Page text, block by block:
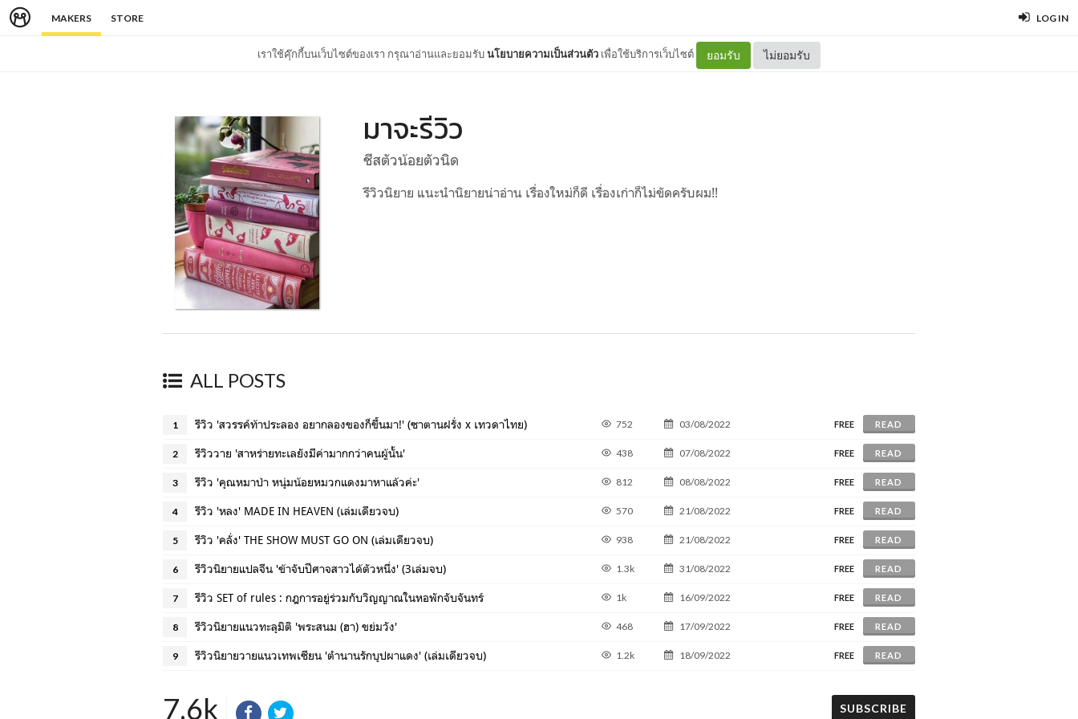
MAKERS STORE LOG IN
เราใช้คุ๊กกี้บนเว็บไซต์ของเรา กรุณาอ่านและยอมรับนโยบายความเป็นส่วนตัว เพื่อใช้บริการเว็บไซต์ ยอมรับ ไม่ยอมรับ
มาจะรีวิว
ชีสตัวน้อยตัวนิด
รีวิวนิยาย แนะนำนิยายน่าอ่าน เรื่องใหม่ก็ดี เรื่องเก่าก็ไม่ขัดครับผม!!
ALL POSTS
1 รีวิว 'สวรรค์ท้าประลอง อยากลองของก็ขึ้นมา!' (ซาตานฝรั่ง x เทวดาไทย) 752 03/08/2022 FREE READ
2 รีวิววาย 'สาหร่ายทะเลยังมีค่ามากกว่าคนผู้นั้น' 438 07/08/2022 FREE READ
3 รีวิว 'คุณหมาป่า หนุ่มน้อยหมวกแดงมาหาแล้วค่ะ' 812 08/08/2022 FREE READ
4 รีวิว 'หลง' MADE IN HEAVEN (เล่มเดียวจบ) 570 21/08/2022 FREE READ
5 รีวิว 'คลั่ง' THE SHOW MUST GO ON (เล่มเดียวจบ) 938 21/08/2022 FREE READ
6 รีวิวนิยายแปลจีน 'ข้าจับปีศาจสาวได้ตัวหนึ่ง' (3เล่มจบ) 1.3k 31/08/2022 FREE READ
7 รีวิว SET of rules : กฎการอยู่ร่วมกับวิญญาณในหอพักจับจันทร์ 1k 16/09/2022 FREE READ
8 รีวิวนิยายแนวทะลุมิติ 'พระสนม (ฮา) ขย่มวัง' 468 17/09/2022 FREE READ
9 รีวิวนิยายวายแนวเทพเซียน 'ตำนานรักบุปผาแดง' (เล่มเดียวจบ) 1.2k 18/09/2022 FREE READ
7.6k SUBSCRIBE